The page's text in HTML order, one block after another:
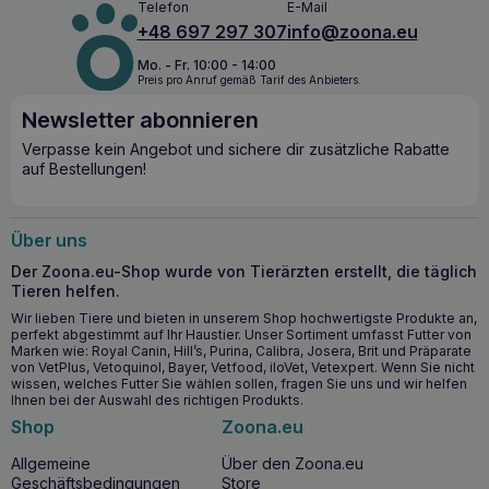
Unterstützung der Haut- und Fellgesundheit
und Chiasamen liefern essenzielle Omega-3- und
Omega-6-Fettsäuren, die eine gesunde Haut und ein
glänzendes Fell unterstützen.
Linolensäure im Kaninchenfleisch und die Antioxidantien
aus den Chiasamen wirken entzündungshemmend und
unterstützen die Gesundheit der Gelenke.
einer ausgewogenen Ernährung bei.
Ab wann ist es sinnvoll, PERRO Gourmet
Kaninchen mit Karotten 200g zu verwenden?
PERRO Gourmet Kaninchen mit Karotten 200gist für
ausgewachsene Hunde aller Rassen geeignet. Es kann
jederzeit in den Speiseplan Ihres Hundes aufgenommen
werden, insbesondere wenn Sie ein leicht verdauliches
Nassfutter suchen, das reich an Nährwerten ist und die
Gesundheit von Haut, Fell und Verdauungssystem
unterstützt. Es ist auch eine ausgezeichnete Wahl für Hunde
Telefon
+48 697 297 307
E-Mail
info@zoona.eu
Mo. - Fr. 10:00 - 14:00
Preis pro Anruf gemäß Tarif des Anbieters.
Newsletter abonnieren
Verpasse kein Angebot und sichere dir zusätzliche Rabatte
auf Bestellungen!
Über uns
Der Zoona.eu-Shop wurde von Tierärzten erstellt, die täglich
Tieren helfen.
Wir lieben Tiere und bieten in unserem Shop hochwertigste Produkte an,
perfekt abgestimmt auf Ihr Haustier. Unser Sortiment umfasst Futter von
Marken wie: Royal Canin, Hill’s, Purina, Calibra, Josera, Brit und Präparate
von VetPlus, Vetoquinol, Bayer, Vetfood, iloVet, Vetexpert. Wenn Sie nicht
wissen, welches Futter Sie wählen sollen, fragen Sie uns und wir helfen
Ihnen bei der Auswahl des richtigen Produkts.
Shop
Allgemeine
Geschäftsbedingungen
Zoona.eu
Über den Zoona.eu
Store